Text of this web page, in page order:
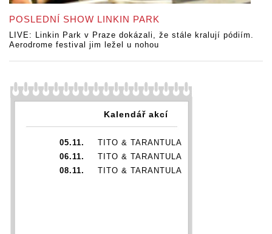
POSLEDNÍ SHOW LINKIN PARK
LIVE: Linkin Park v Praze dokázali, že stále kralují pódiím.
Aerodrome festival jim ležel u nohou
Kalendář akcí
05.11.
TITO & TARANTULA
06.11.
TITO & TARANTULA
08.11.
TITO & TARANTULA